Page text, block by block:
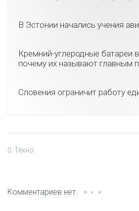
В Эстонии начались учения
Кремний-углеродные батареи
почему их называют главным
Словения ограничит работу
Техно
Комментариев нет.